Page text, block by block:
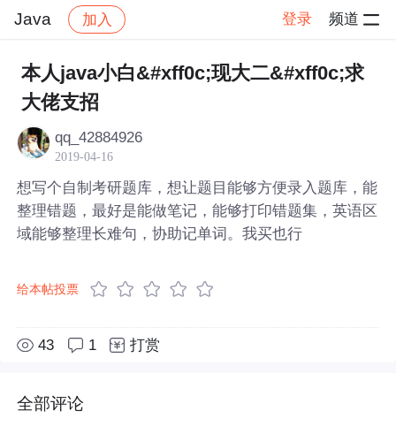
Java 加入 登录 频道
社区 Java 帖子详情
本人java小白&#xff0c;现大二&#xff0c;求
大佬支招
qq_42884926
2019-04-16
想写个自制考研题库，想让题目能够方便录入题库，能
整理错题，最好是能做笔记，能够打印错题集，英语区
域能够整理长难句，协助记单词。我买也行
给本帖投票
43 1 打赏
全部评论